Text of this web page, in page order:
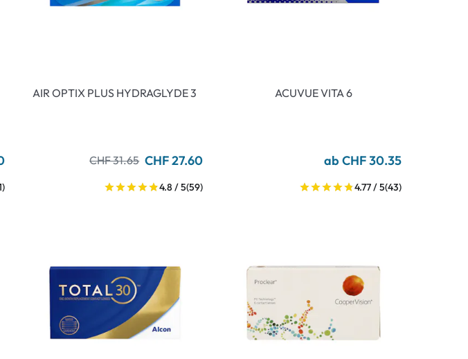
AIR OPTIX PLUS HYDRAGLYDE 3
CHF 31.65 CHF 27.60
4.8 / 5(59)
ACUVUE VITA 6
ab CHF 30.35
4.77 / 5(43)